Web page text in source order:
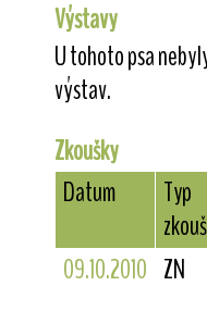
Výstavy
U tohoto psa
výstav.
Zkoušky
Datum
Typ
09.10.2010 ZN